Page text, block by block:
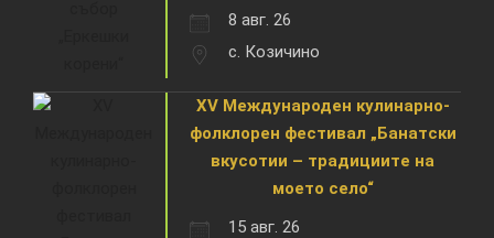
8 авг. 26
с. Козичино
XV Международен кулинарно-
фолклорен фестивал „Банатски
вкусотии – традициите на
моето село“
15 авг. 26